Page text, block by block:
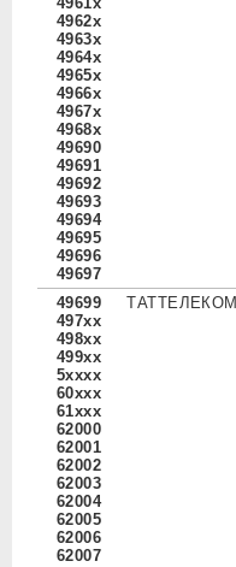
4962x
4963x
4964x
4965x
4966x
4967x
4968x
49690
49691
49692
49693
49694
49695
49696
49697
49699
497xx
498xx
499xx
5xxxx
60xxx
61xxx
62000
62001
62002
62003
62004
62005
62006
62007
ТАТТЕЛЕКОМ